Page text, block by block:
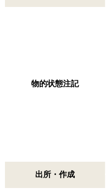
物的状態注記
出所・作成